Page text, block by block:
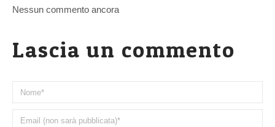
Nessun commento ancora
Lascia un commento